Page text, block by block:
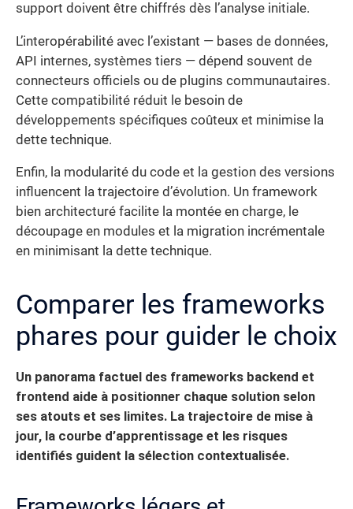
support doivent être chiffrés dès l’analyse initiale.
L’interopérabilité avec l’existant — bases de données,
API internes, systèmes tiers — dépend souvent de
connecteurs officiels ou de plugins communautaires.
Cette compatibilité réduit le besoin de
développements spécifiques coûteux et minimise la
dette technique.
Enfin, la modularité du code et la gestion des versions
influencent la trajectoire d’évolution. Un framework
bien architecturé facilite la montée en charge, le
découpage en modules et la migration incrémentale
en minimisant la dette technique.
Comparer les frameworks
phares pour guider le choix
Un panorama factuel des frameworks backend et
frontend aide à positionner chaque solution selon
ses atouts et ses limites. La trajectoire de mise à
jour, la courbe d’apprentissage et les risques
identifiés guident la sélection contextualisée.